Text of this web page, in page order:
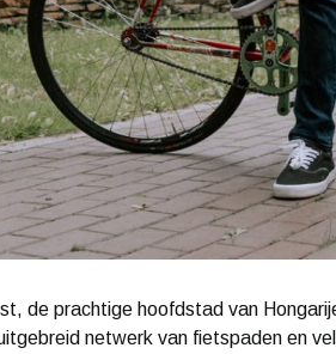
de prachtige hoofdstad van
netwerk van fietspaden en